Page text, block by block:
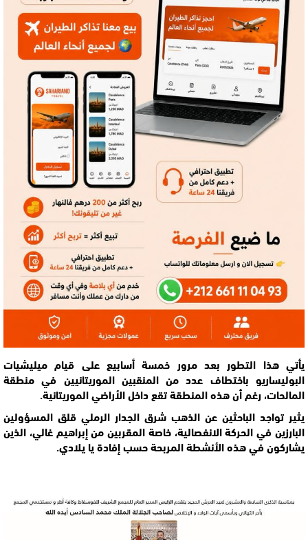
يأتي هذا التطور بعد مرور خمسة أسابيع على قيام ميليشيات
البوليساريو باختطاف عدد من المنقبين الموريتانيين في منطقة
المالحات، رغم أن هذه المنطقة تقع داخل الأراضي الموريتانية.
يثير تواجد الباحثين عن الذهب شرق الجدار الرملي قلق المسؤولين
البارزين في الحركة الانفصالية، خاصة المقربين من إبراهيم غالي، الذين
يشاركون في هذه الأنشطة المربحة حسب إفادة يا يلادي.